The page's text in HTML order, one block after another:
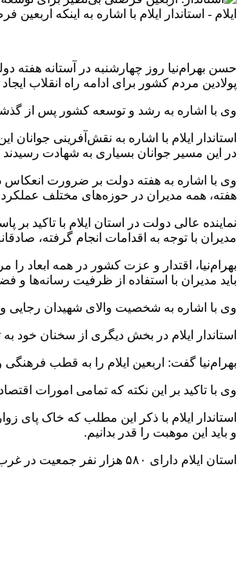
ایلام - استاندار ایلام با اشاره به اینکه
حسن بهرام‌نیا روز چهارشنبه در آستانه‌
پولادین مردم کشور برای ادامه‌ راه انقلاب
وی با اشاره به رشد و توسعه‌ کشور پس از
استاندار ایلام با اشاره به نقش‌آفرینی
در این مسیر جوانان بسیاری به شهادت
وی با اشاره به هفته‌ دولت بر ضرورت انعکاس
هفته، همه‌ مدیران در حوزه‌های مختلف عملکرد
نماینده‌ عالی دولت در استان ایلام با تاکید
مدیران با توجه به اقدامات انجام گرفته،
بهرام‌نیا، اقتدار و عزت کشور در همه‌
باید مدیران با استفاده از ظرفیت رسانه‌ها
وی با اشاره به شخصیت والای شهیدان رجایی
استاندار ایلام در بخش دیگری از سخنان خود
بهرام‌نیا گفت: اربعین ایلام را به قطب
وی با تاکید بر این نکته که تمامی امورات
استاندار ایلام با ذکر این مطلب که خاک
و باید این موهبت را قدر بدانیم.
استان ایلام دارای ۵۸۰ هزار نفر جمعیت در غرب ایران است./ایرنا